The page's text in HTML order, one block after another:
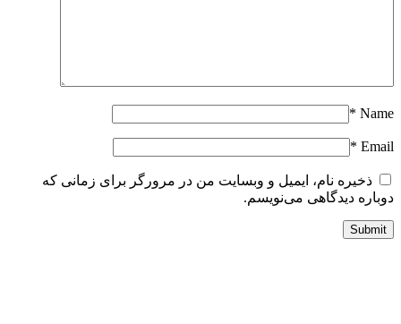
Name
*
Email
*
ذخیره نام، ایمیل و وبسایت من در مرورگر برای زمانی که
دوباره دیدگاهی می‌نویسم.